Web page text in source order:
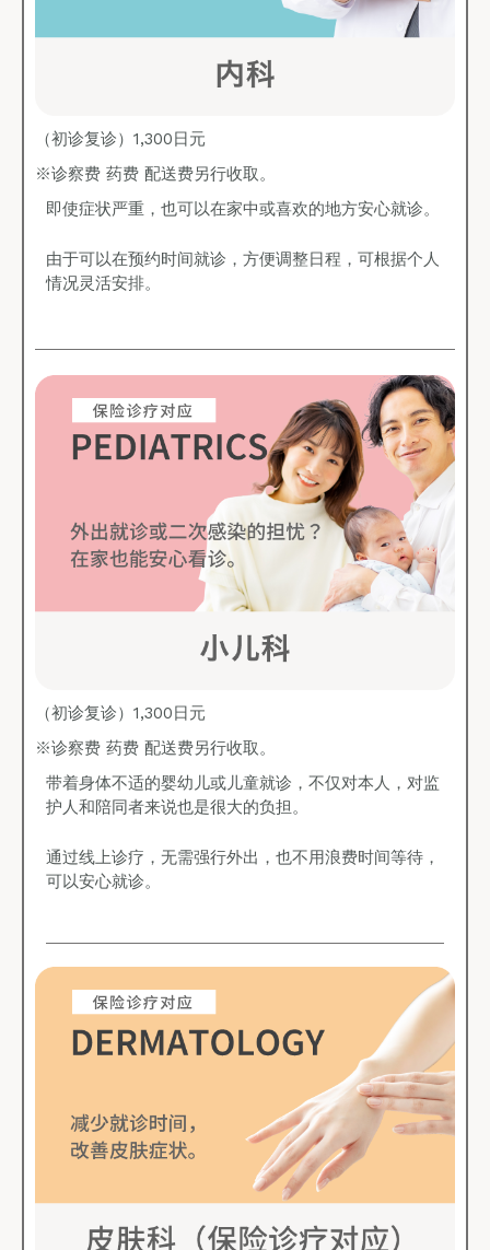
（初诊复诊）1,300日元
※诊察费 药费 配送费另行收取。
即使症状严重，也可以在家中或喜欢的地方安心就诊。
由于可以在预约时间就诊，方便调整日程，可根据个人
情况灵活安排。
（初诊复诊）1,300日元
※诊察费 药费 配送费另行收取。
带着身体不适的婴幼儿或儿童就诊，不仅对本人，对监
护人和陪同者来说也是很大的负担。
通过线上诊疗，无需强行外出，也不用浪费时间等待，
可以安心就诊。